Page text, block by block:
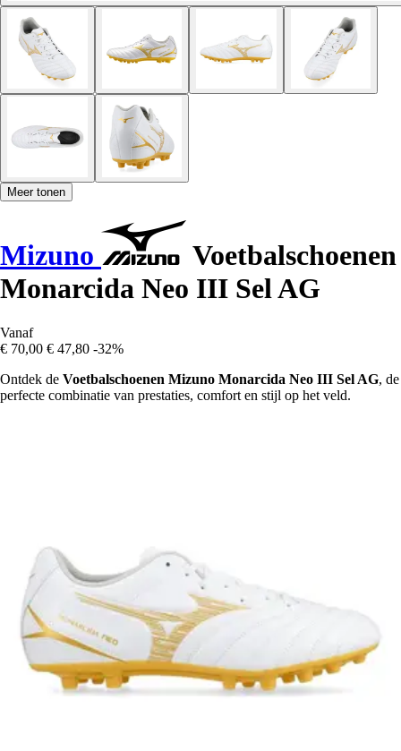
Meer tonen
Mizuno
Voetbalschoenen
Monarcida Neo III Sel AG
Vanaf
€ 70,00 € 47,80 -32%
Ontdek de Voetbalschoenen Mizuno Monarcida Neo III Sel AG, de
perfecte combinatie van prestaties, comfort en stijl op het veld.